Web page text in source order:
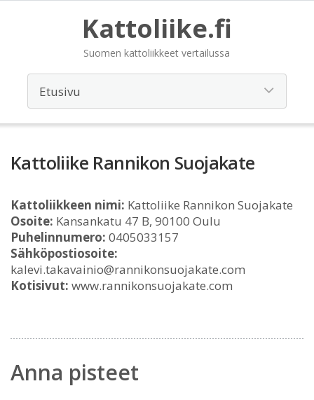
Kattoliike.fi
Suomen kattoliikkeet vertailussa
Kattoliike Rannikon Suojakate
Kattoliikkeen nimi: Kattoliike Rannikon Suojakate
Osoite: Kansankatu 47 B, 90100 Oulu
Puhelinnumero: 0405033157
Sähköpostiosoite:
kalevi.takavainio@rannikonsuojakate.com
Kotisivut: www.rannikonsuojakate.com
Anna pisteet